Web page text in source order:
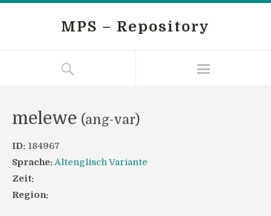
MPS – Repository
melewe (ang-var)
ID: 184967
Sprache: Altenglisch Variante
Zeit:
Region: